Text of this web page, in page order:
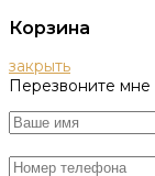
Корзина
закрыть
Перезвоните мне